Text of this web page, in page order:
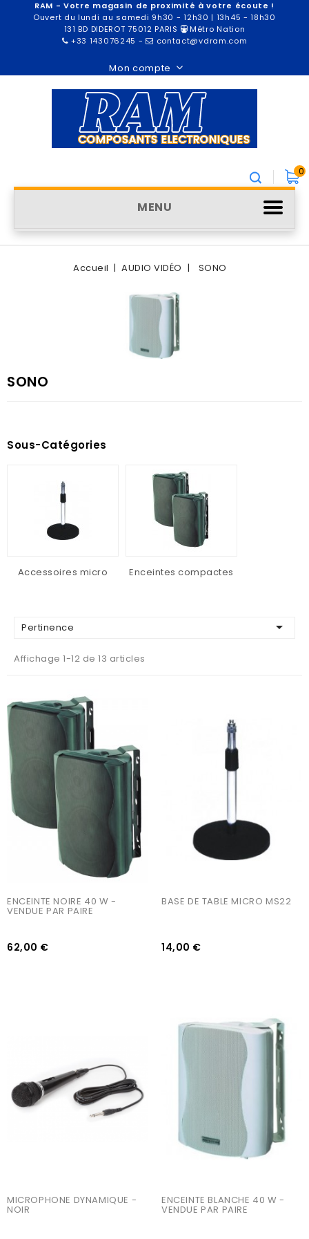
RAM - Votre magasin de proximité à votre écoute !
Ouvert du lundi au samedi 9h30 - 12h30 | 13h45 - 18h30
131 BD DIDEROT 75012 PARIS
Métro Nation
+33 143076245 - contact@vdram.com
Mon compte
0
MENU
Accueil AUDIO VIDÉO SONO
SONO
Sous-Catégories
Accessoires micro Enceintes compactes
Pertinence 
Affichage 1-12 de 13 articles
ENCEINTE NOIRE 40 W -
VENDUE PAR PAIRE
62,00 €
BASE DE TABLE MICRO MS22
14,00 €
MICROPHONE DYNAMIQUE -
NOIR
ENCEINTE BLANCHE 40 W -
VENDUE PAR PAIRE